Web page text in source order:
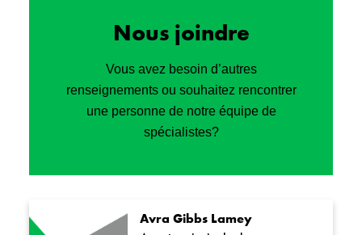
Nous joindre
Vous avez besoin d’autres
renseignements ou souhaitez rencontrer
une personne de notre équipe de
spécialistes?
Avra Gibbs Lamey